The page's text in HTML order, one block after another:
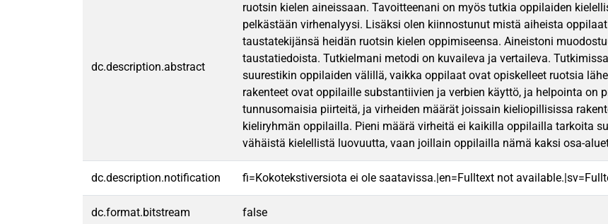
dc.description.abstract
ruotsin kielen aineissaan. Tavoitteenani on myös tutkia oppilaiden
pelkästään virhenalyysi. Lisäksi olen kiinnostunut mistä aiheista
taustatekijänsä heidän ruotsin kielen oppimiseensa. Aineistoni
taustatiedoista. Tutkielmani metodi on kuvaileva ja vertaileva.
suurestikin oppilaiden välillä, vaikka oppilaat ovat opiskelleet ruotsia
rakenteet ovat oppilaille substantiivien ja verbien käyttö, ja helpointa on
tunnusomaisia piirteitä, ja virheiden määrät joissain kieliopillisissa
kieliryhmän oppilailla. Pieni määrä virheitä ei kaikilla oppilailla tarkoita
vähäistä kielellistä luovuutta, vaan joillain oppilailla nämä kaksi osa-
dc.description.notification fi=Kokotekstiversiota ei ole saatavissa.|en=Fulltext not
dc.format.bitstream false